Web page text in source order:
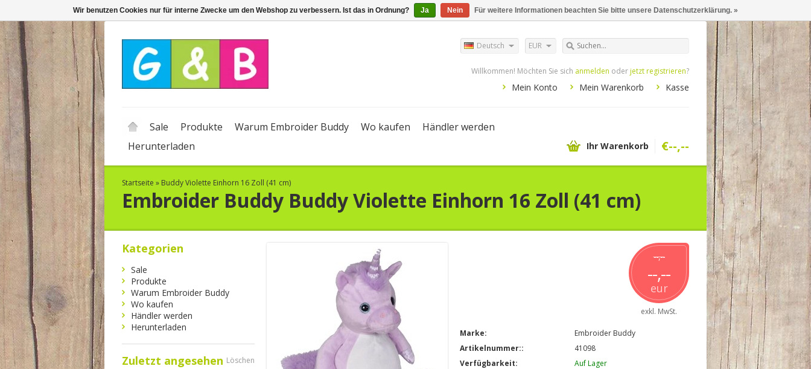
EUR
Deutsch
Willkommen! Möchten Sie sich anmelden oder jetzt registrieren?
Mein Konto Mein Warenkorb Kasse
Sale Produkte Warum Embroider Buddy Wo kaufen
Händler werden
Herunterladen
Ihr Warenkorb €--,--
Startseite » Buddy Violette Einhorn 16 Zoll (41 cm)
Embroider Buddy Buddy Violette Einhorn 16 Zoll (41 cm)
--,--
--,--
eur
exkl. MwSt.
Marke:
Embroider Buddy
Artikelnummer::
41098
Verfügbarkeit:
Auf Lager
Kategorien
Sale
Produkte
Warum Embroider Buddy
Wo kaufen
Händler werden
Herunterladen
Zuletzt angesehen Löschen
Wir benutzen Cookies nur für interne Zwecke um den Webshop zu verbessern. Ist das in Ordnung? Ja Nein Für weitere Informationen beachten Sie bitte unsere Datenschutzerklärung. »